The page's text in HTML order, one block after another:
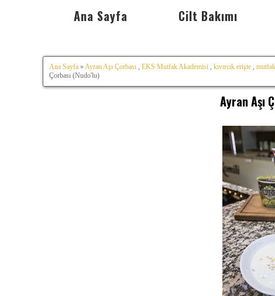
Ana Sayfa Cilt Bakımı
Ana Sayfa »Ayran Aşı Çorbası , EKS Mutfak Akademisi , kıvırcık erişte , mutfak
Çorbası (Nudo'lu)
Ayran Aşı